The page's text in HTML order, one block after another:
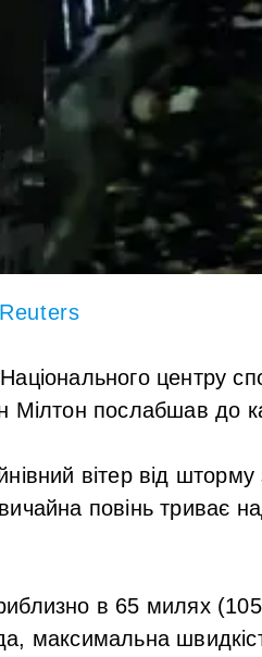
Reuters
центру
Мілтон послабшав до
вітер від шторму
повінь триває
в 65 милях (105
максимальна